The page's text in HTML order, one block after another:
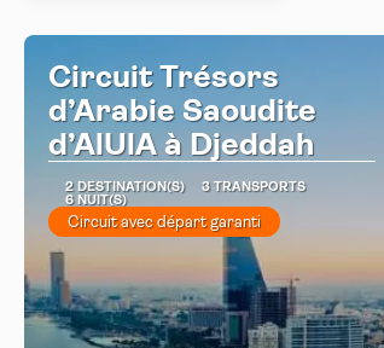
Circuit Trésors
d’Arabie Saoudite
d’AlUlA à Djeddah
2 DESTINATION(S)
3 TRANSPORTS
6 NUIT(S)
Circuit avec départ garanti